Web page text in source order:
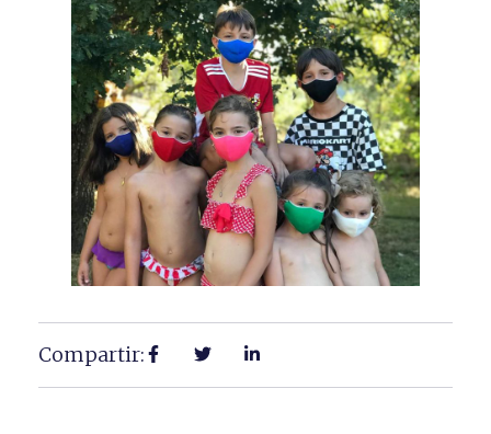
Compartir: